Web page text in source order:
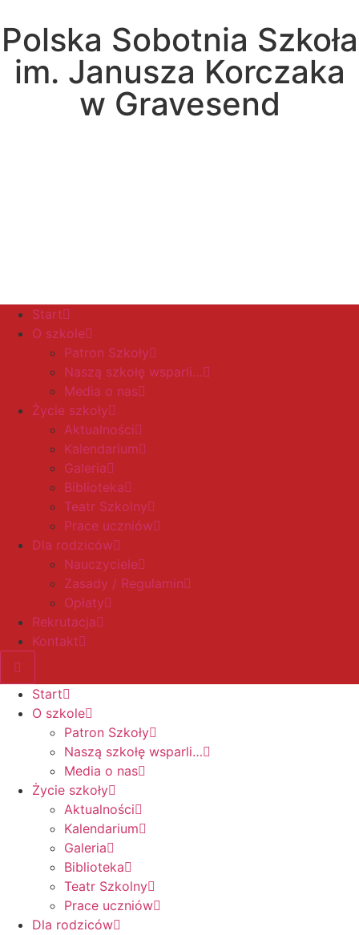
Polska Sobotnia Szkoła
im. Janusza Korczaka
w Gravesend
Start
O szkole
Patron Szkoły
Naszą szkołę wsparli…
Media o nas
Życie szkoły
Aktualności
Kalendarium
Galeria
Biblioteka
Teatr Szkolny
Prace uczniów
Dla rodziców
Nauczyciele
Zasady / Regulamin
Opłaty
Rekrutacja
Kontakt
Start
O szkole
Patron Szkoły
Naszą szkołę wsparli…
Media o nas
Życie szkoły
Aktualności
Kalendarium
Galeria
Biblioteka
Teatr Szkolny
Prace uczniów
Dla rodziców